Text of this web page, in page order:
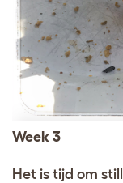
Week 3
Het is tijd om